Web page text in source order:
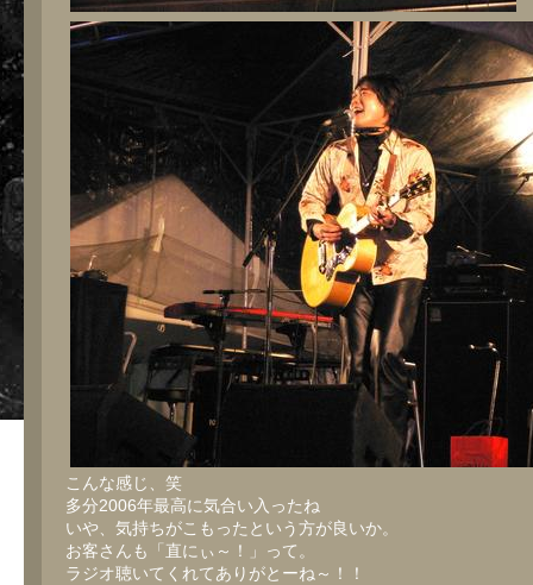
こんな感じ、笑
多分2006年最高に気合い入ったね
いや、気持ちがこもったという方が良いか。
お客さんも「直にぃ～！」って。
ラジオ聴いてくれてありがとーね～！！